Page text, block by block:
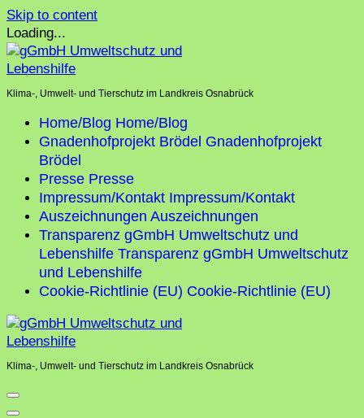
Skip to content
Loading...
Klima-, Umwelt- und Tierschutz im Landkreis Osnabrück
Home/Blog Home/Blog
Gnadenhofprojekt Brödel Gnadenhofprojekt
Brödel
Presse Presse
Impressum/Kontakt Impressum/Kontakt
Auszeichnungen Auszeichnungen
Transparenz gGmbH Umweltschutz und
Lebenshilfe Transparenz gGmbH Umweltschutz
und Lebenshilfe
Cookie-Richtlinie (EU) Cookie-Richtlinie (EU)
Klima-, Umwelt- und Tierschutz im Landkreis Osnabrück